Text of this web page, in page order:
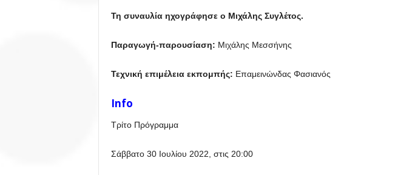
Τη συναυλία ηχογράφησε ο Μιχάλης Συγλέτος.
Παραγωγή-παρουσίαση: Μιχάλης Μεσσήνης
Τεχνική επιμέλεια εκπομπής: Επαμεινώνδας Φασιανός
Info
Τρίτο Πρόγραμμα
Σάββατο 30 Ιουλίου 2022, στις 20:00